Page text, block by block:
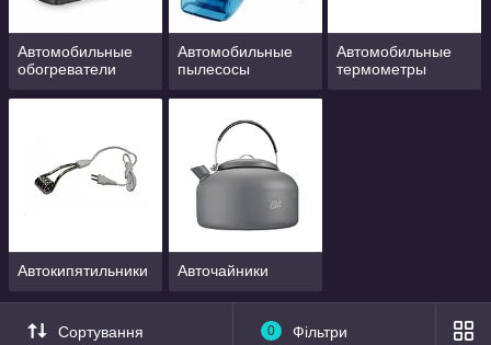
Автомобильные
обогреватели
Автомобильные
пылесосы
Автомобильные
термометры
Автокипятильники Авточайники
Сортування 0 Фільтри